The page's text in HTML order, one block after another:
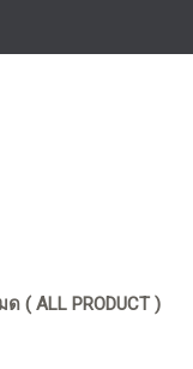
( ALL PRODUCT )